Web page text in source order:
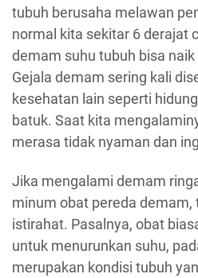
tubuh berusaha melawan
normal kita sekitar 6 derajat
demam suhu tubuh bisa
Gejala demam sering kali
kesehatan lain seperti
batuk. Saat kita
merasa tidak nyaman dan
Jika mengalami demam
minum obat pereda demam,
istirahat. Pasalnya, obat
untuk menurunkan suhu,
merupakan kondisi tubuh